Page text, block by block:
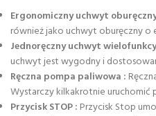
Ergonomiczny uchwyt
również jako uchwyt oburęczny o
Jednoręczny uchwyt
uchwyt jest wygodny i
Ręczna pompa paliwowa :
Wystarczy kilkakrotnie uruchomić
Przycisk STOP : Przycisk Stop